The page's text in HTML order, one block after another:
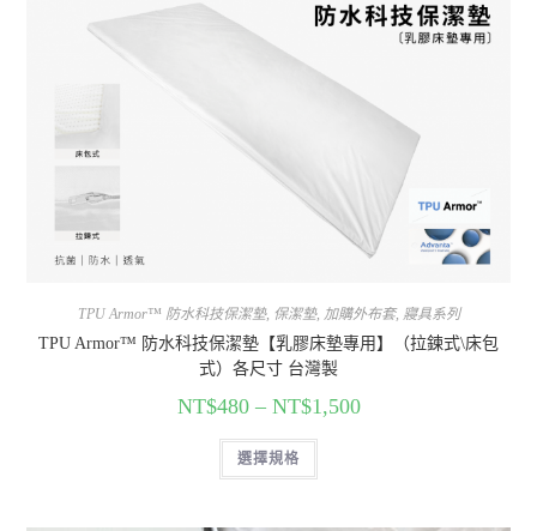
TPU Armor™ 防水科技保潔墊, 保潔墊, 加購外布套, 寢具系列
TPU Armor™ 防水科技保潔墊【乳膠床墊專用】（拉鍊式\床包
式）各尺寸 台灣製
NT$480– NT$1,500
選擇規格